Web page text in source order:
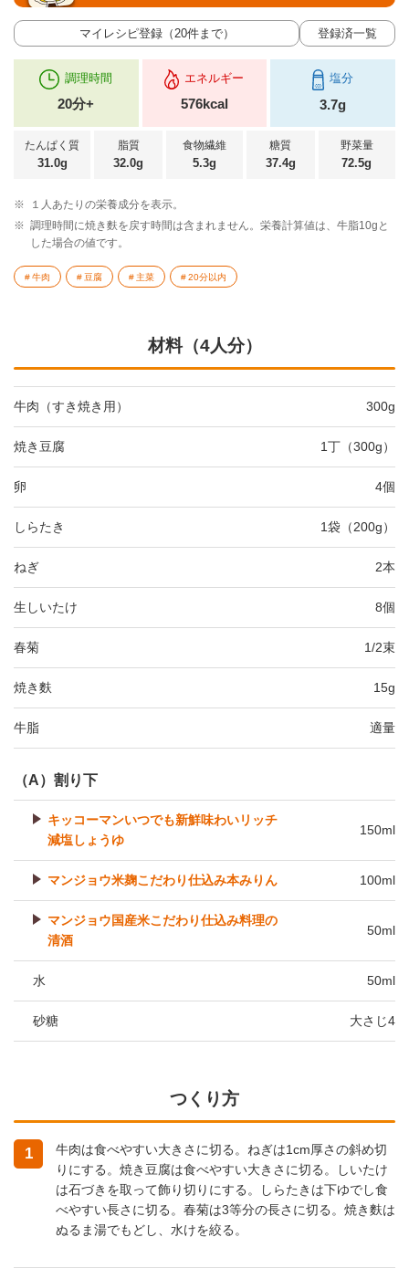
マイレシピ登録（20件まで） 登録済一覧
調理時間
20分+
エネルギー
576kcal
塩分
3.7g
たんぱく質
31.0g
脂質
32.0g
食物繊維
5.3g
糖質
37.4g
野菜量
72.5g
※
１人あたりの栄養成分を表示。
※ 調理時間に焼き麩を戻す時間は含まれません。栄養計算値は、牛脂10gと
した場合の値です。
牛肉 豆腐 主菜 20分以内
材料（4人分）
牛肉（すき焼き用） 300g
焼き豆腐 1丁（300g）
卵 4個
しらたき 1袋（200g）
ねぎ 2本
生しいたけ 8個
春菊 1/2束
焼き麩 15g
牛脂 適量
（A）割り下
キッコーマンいつでも新鮮味わいリッチ
減塩しょうゆ
150ml
マンジョウ米麹こだわり仕込み本みりん 100ml
マンジョウ国産米こだわり仕込み料理の
清酒
50ml
水 50ml
砂糖 大さじ4
つくり方
1
牛肉は食べやすい大きさに切る。ねぎは1cm厚さの斜め切
りにする。焼き豆腐は食べやすい大きさに切る。しいたけ
は石づきを取って飾り切りにする。しらたきは下ゆでし食
べやすい長さに切る。春菊は3等分の長さに切る。焼き麩は
ぬるま湯でもどし、水けを絞る。